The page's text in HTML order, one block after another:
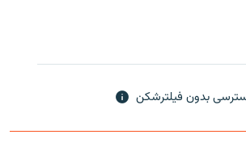
بدون فیلترشکن